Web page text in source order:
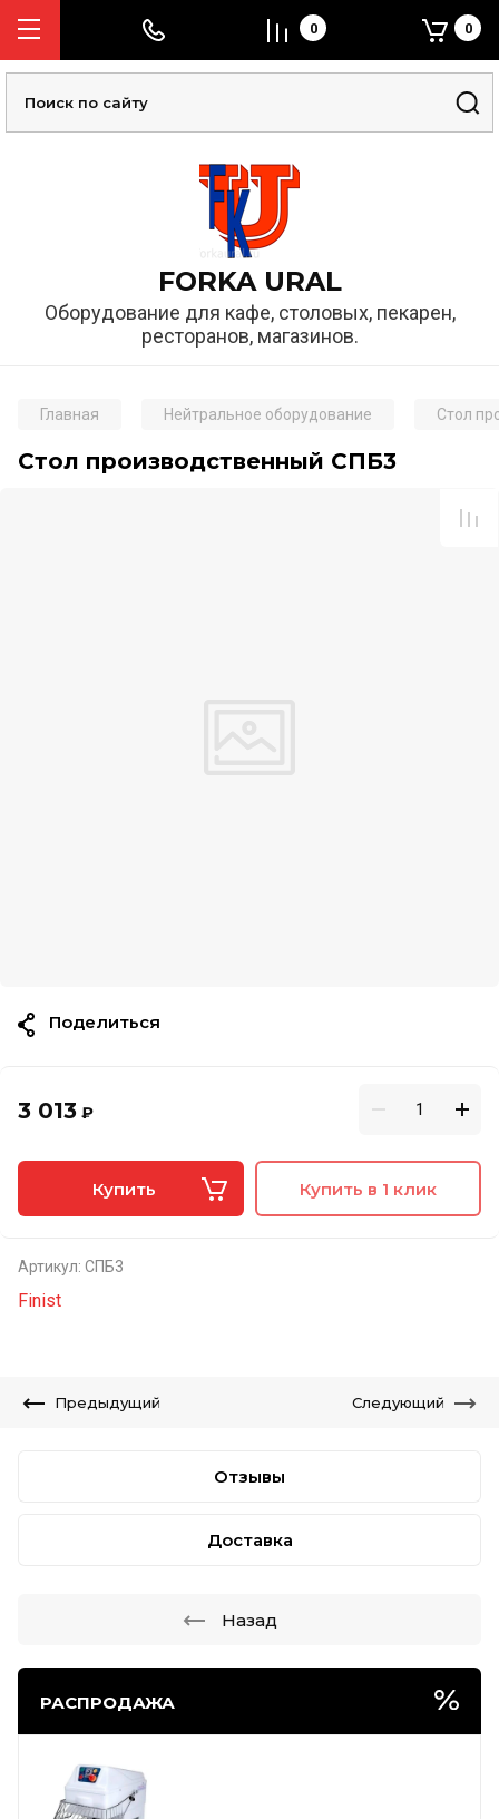
FORKA URAL
Оборудование для кафе, столовых, пекарен,
ресторанов, магазинов.
0 0
РАСПРОДАЖА
Главная Нейтральное оборудование Стол
Стол производственный СПБ3
3 013 ₽
Купить Купить в 1 клик
Артикул: СПБ3
Finist
Поделиться
Предыдущий Следующий
Отзывы
Доставка
Назад